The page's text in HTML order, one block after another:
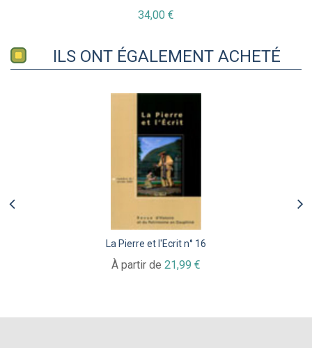
34,00 €
ILS ONT ÉGALEMENT ACHETÉ
La Pierre et l'Ecrit n° 16
À partir de 21,99 €